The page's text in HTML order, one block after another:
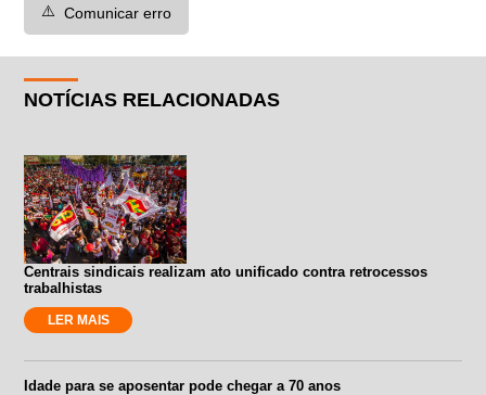
⚠️ Comunicar erro
NOTÍCIAS RELACIONADAS
Centrais sindicais realizam ato unificado contra retrocessos
trabalhistas
LER MAIS
Idade para se aposentar pode chegar a 70 anos